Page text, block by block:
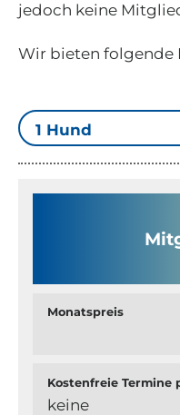
jedoch keine
Wir bieten folgende
Monatspreis
Kostenfreie Termine
keine